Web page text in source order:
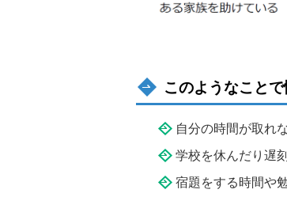
このようなこと
自分の時間が取れ
学校を休んだり遅
宿題をする時間や